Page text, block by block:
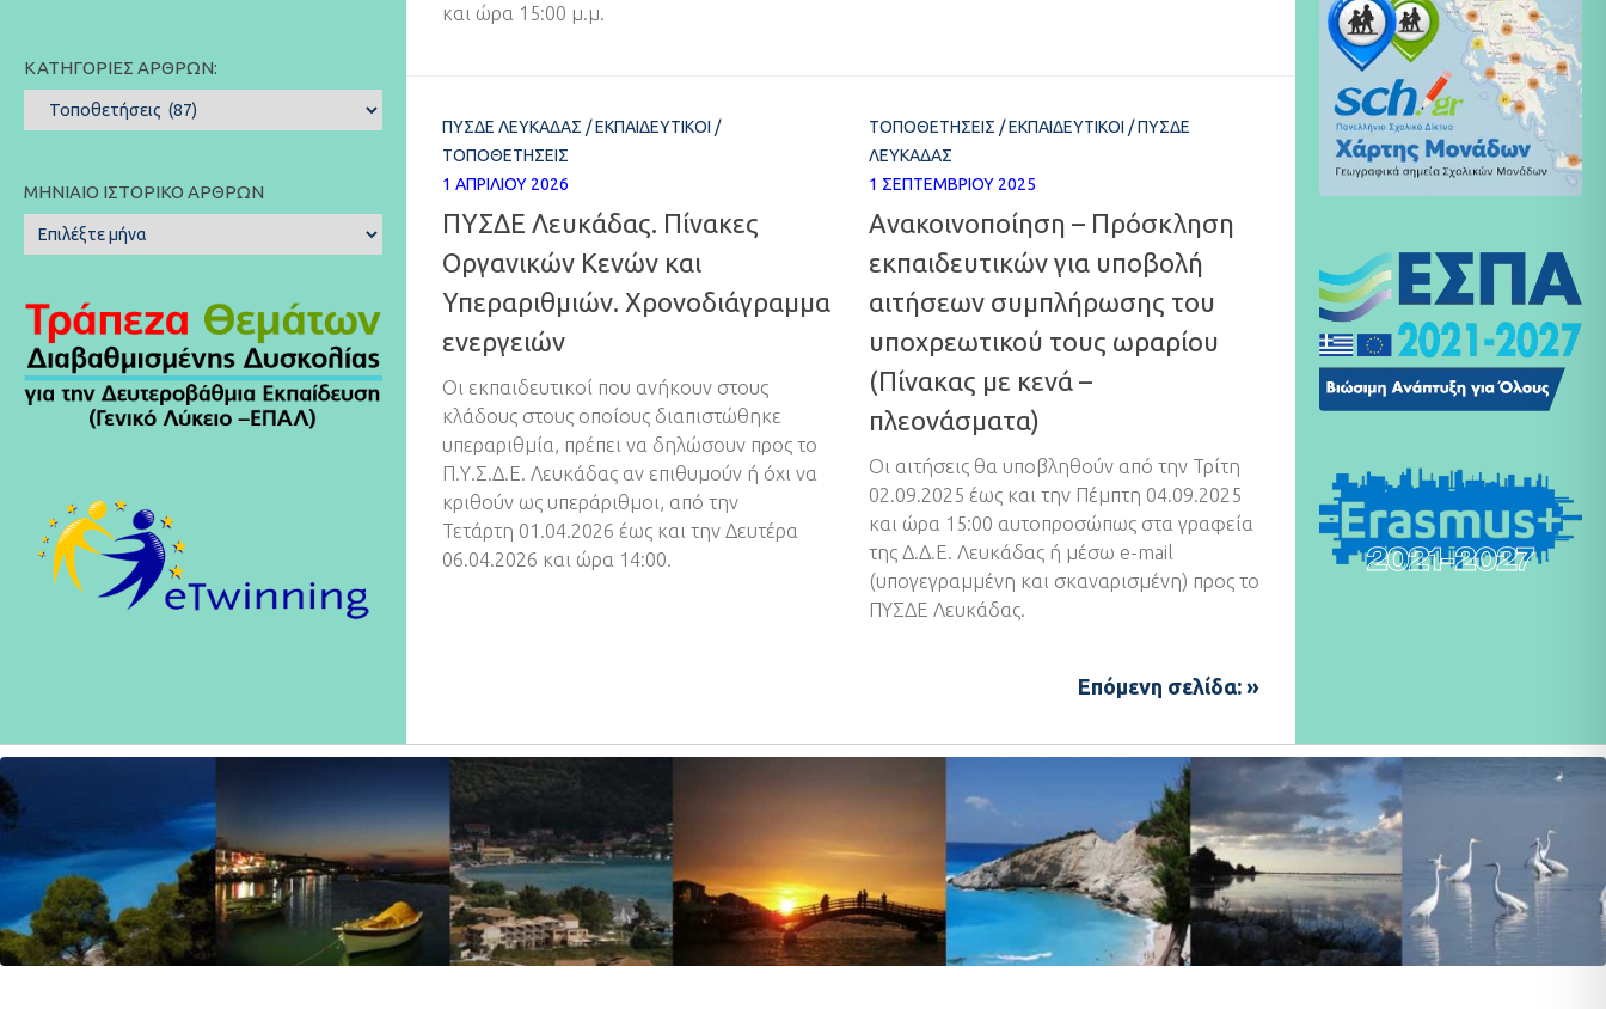
και ώρα 15:00 μ.μ.
ΠΥΣΔΕ ΛΕΥΚΆΔΑΣ /ΕΚΠΑΙΔΕΥΤΙΚΟΊ /
ΤΟΠΟΘΕΤΉΣΕΙΣ
1 ΑΠΡΙΛΊΟΥ 2026
ΠΥΣΔΕ Λευκάδας. Πίνακες
Οργανικών Κενών και
Υπεραριθμιών. Χρονοδιάγραμμα
ενεργειών
Οι εκπαιδευτικοί που ανήκουν στους
κλάδους στους οποίους διαπιστώθηκε
υπεραριθμία, πρέπει να δηλώσουν προς το
Π.Υ.Σ.Δ.Ε. Λευκάδας αν επιθυμούν ή όχι να
κριθούν ως υπεράριθμοι, από την
Τετάρτη 01.04.2026 έως και την Δευτέρα
06.04.2026 και ώρα 14:00.
ΤΟΠΟΘΕΤΉΣΕΙΣ /ΕΚΠΑΙΔΕΥΤΙΚΟΊ /ΠΥΣΔΕ
ΛΕΥΚΆΔΑΣ
1 ΣΕΠΤΕΜΒΡΊΟΥ 2025
Ανακοινοποίηση – Πρόσκληση
εκπαιδευτικών για υποβολή
αιτήσεων συμπλήρωσης του
υποχρεωτικού τους ωραρίου
(Πίνακας με κενά –
πλεονάσματα)
Οι αιτήσεις θα υποβληθούν από την Τρίτη
02.09.2025 έως και την Πέμπτη 04.09.2025
και ώρα 15:00 αυτοπροσώπως στα γραφεία
της Δ.Δ.Ε. Λευκάδας ή μέσω e-mail
(υπογεγραμμένη και σκαναρισμένη) προς το
ΠΥΣΔΕ Λευκάδας.
Επόμενη σελίδα: »
ΚΑΤΗΓΟΡΊΕΣ ΆΡΘΡΩΝ:
Κατηγορίες
Άρθρων:
ΜΗΝΙΑΊΟ ΙΣΤΟΡΙΚΌ ΆΡΘΡΩΝ
Μηνιαίο
Ιστορικό